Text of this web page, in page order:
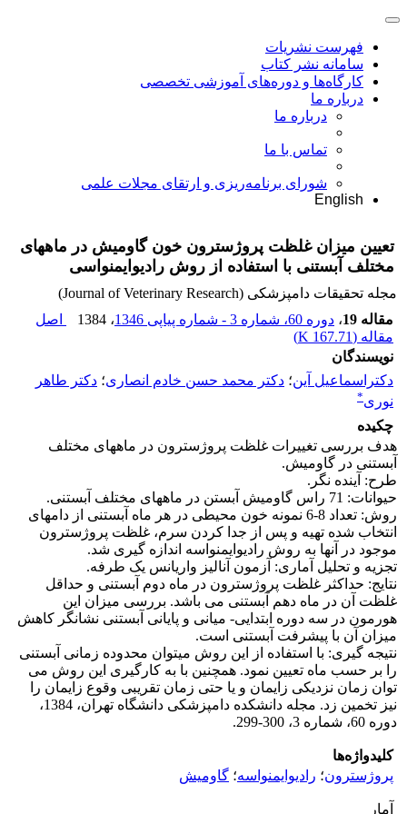
فهرست نشریات
سامانه نشر کتاب
کارگاه‌ها و دوره‌های آموزشی تخصصی
درباره ما
درباره ما
تماس با ما
شورای برنامه‌ریزی و ارتقای مجلات علمی
English
تعیین میزان غلظت پروژسترون خون گاومیش در ماههای
مختلف آبستنی با استفاده از روش رادیوایمنواسی
مجله تحقیقات دامپزشکی (Journal of Veterinary Research)
مقاله 19
، دوره 60، شماره 3 - شماره پیاپی 1346 ، 1384
اصل
مقاله (167.71 K
)
نویسندگان
دکتراسماعیل آین؛ دکتر محمد حسن خادم انصاری؛ دکتر طاهر
نوری*
چکیده
هدف بررسی تغییرات غلظت پروژسترون در ماههای مختلف
آبستنی در گاومیش.
طرح: آینده نگر.
حیوانات: 71 راس گاومیش آبستن در ماههای مختلف آبستنی.
روش: تعداد 8-6 نمونه خون محیطی در هر ماه آبستنی از دامهای
انتخاب شده تهیه و پس از جدا کردن سرم، غلظت پروژسترون
موجود در آنها به روش رادیوایمنواسه اندازه گیری شد.
تجزیه و تحلیل آماری: آزمون آنالیز واریانس یک طرفه.
نتایج: حداکثر غلظت پروژسترون در ماه دوم آبستنی و حداقل
غلظت آن در ماه دهم آبستنی می باشد. بررسی میزان این
هورمون در سه دوره ابتدایی- میانی و پایانی آبستنی نشانگر کاهش
میزان آن با پیشرفت آبستنی است.
نتیجه گیری: با استفاده از این روش میتوان محدوده زمانی آبستنی
را بر حسب ماه تعیین نمود. همچنین با به کارگیری این روش می
توان زمان نزدیکی زایمان و یا حتی زمان تقریبی وقوع زایمان را
نیز تخمین زد. مجله دانشکده دامپزشکی دانشگاه تهران، 1384،
دوره 60، شماره 3، 300-299.
کلیدواژه‌ها
پروژسترون؛ رادیوایمنواسه؛ گاومیش
آمار